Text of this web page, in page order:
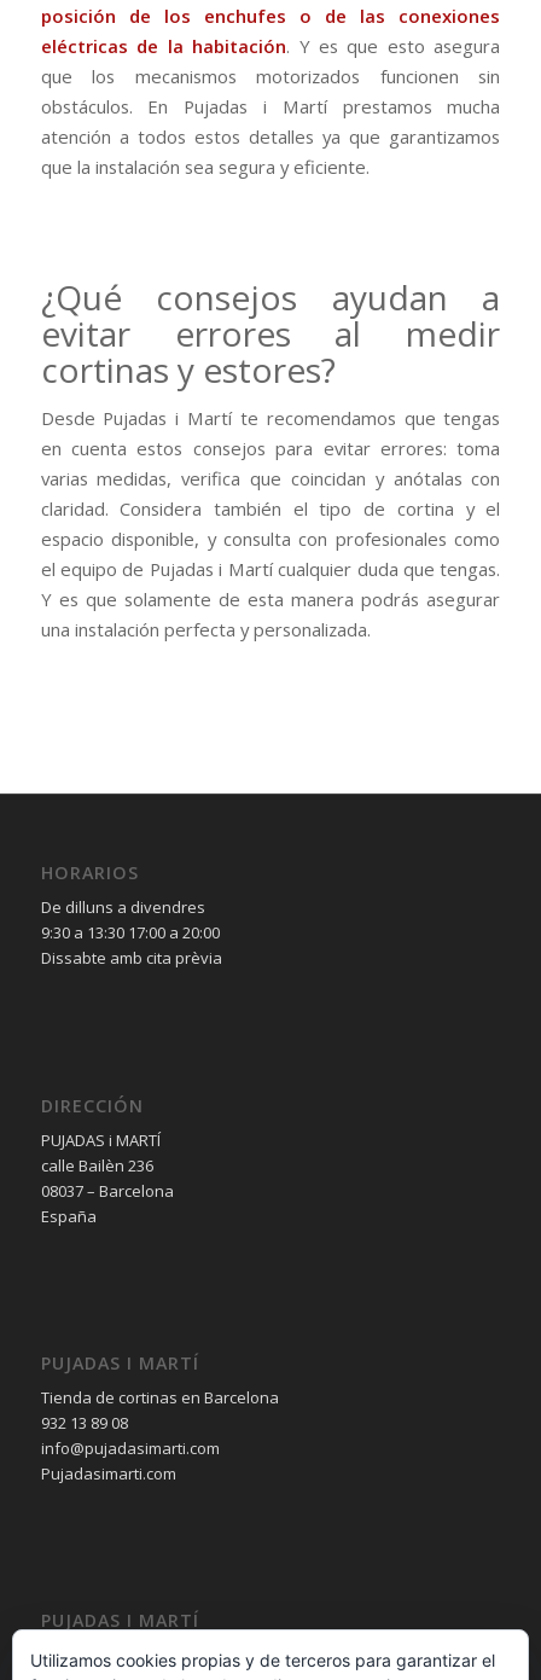
posición de los enchufes o de las conexiones
eléctricas de la habitación. Y es que esto asegura
que los mecanismos motorizados funcionen sin
obstáculos. En Pujadas i Martí prestamos mucha
atención a todos estos detalles ya que garantizamos
que la instalación sea segura y eficiente.
¿Qué consejos ayudan a
evitar errores al medir
cortinas y estores?
Desde Pujadas i Martí te recomendamos que tengas
en cuenta estos consejos para evitar errores: toma
varias medidas, verifica que coincidan y anótalas con
claridad. Considera también el tipo de cortina y el
espacio disponible, y consulta con profesionales como
el equipo de Pujadas i Martí cualquier duda que tengas.
Y es que solamente de esta manera podrás asegurar
una instalación perfecta y personalizada.
HORARIOS
De dilluns a divendres
9:30 a 13:30 17:00 a 20:00
Dissabte amb cita prèvia
DIRECCIÓN
PUJADAS i MARTÍ
calle Bailèn 236
08037 – Barcelona
España
PUJADAS I MARTÍ
Tienda de cortinas en Barcelona
932 13 89 08
info@pujadasimarti.com
Pujadasimarti.com
PUJADAS I MARTÍ
Cortinas en Barcelona
Utilizamos cookies propias y de terceros para garantizar el